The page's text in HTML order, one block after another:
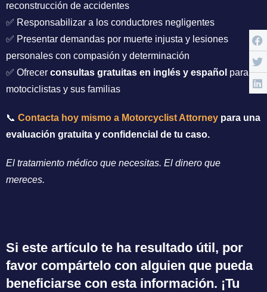
reconstrucción de accidentes
✅ Responsabilizar a los conductores negligentes
✅ Presentar demandas por muerte injusta y lesiones
personales con compasión y determinación
✅ Ofrecer consultas gratuitas en inglés y español para
motociclistas y sus familias
📞 Contacta hoy mismo a Motorcyclist Attorney para una
evaluación gratuita y confidencial de tu caso.
El tratamiento médico que necesitas. El dinero que
mereces.
Si este artículo te ha resultado útil, por
favor compártelo con alguien que pueda
beneficiarse con esta información. ¡Tu